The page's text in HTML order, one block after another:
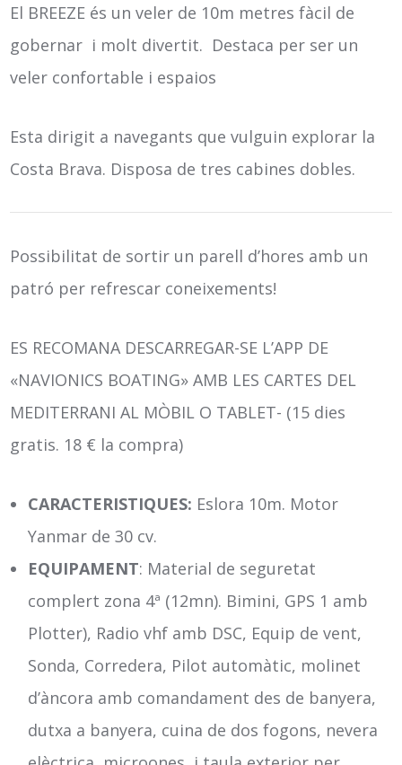
El BREEZE és un veler de 10m metres fàcil de
gobernar i molt divertit. Destaca per ser un
veler confortable i espaios
Esta dirigit a navegants que vulguin explorar la
Costa Brava. Disposa de tres cabines dobles.
Possibilitat de sortir un parell d’hores amb un
patró per refrescar coneixements!
ES RECOMANA DESCARREGAR-SE L’APP DE
«NAVIONICS BOATING» AMB LES CARTES DEL
MEDITERRANI AL MÒBIL O TABLET- (15 dies
gratis. 18 € la compra)
CARACTERISTIQUES: Eslora 10m. Motor
Yanmar de 30 cv.
EQUIPAMENT: Material de seguretat
complert zona 4ª (12mn). Bimini, GPS 1 amb
Plotter), Radio vhf amb DSC, Equip de vent,
Sonda, Corredera, Pilot automàtic, molinet
d’àncora amb comandament des de banyera,
dutxa a banyera, cuina de dos fogons, nevera